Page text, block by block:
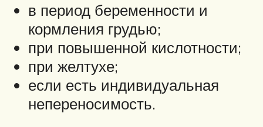
в период беременности и
кормления грудью;
при повышенной кислотности;
при желтухе;
если есть индивидуальная
непереносимость.